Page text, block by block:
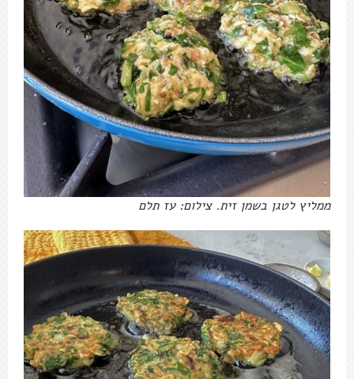
ממליץ לטגן בשמן זית. צילום: עז תלם